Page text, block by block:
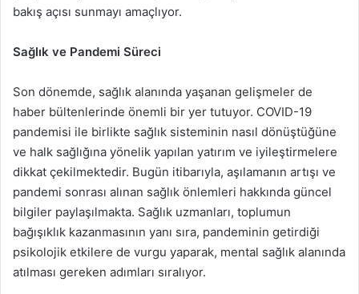
bakış açısı sunmayı amaçlıyor.
Sağlık ve Pandemi Süreci
Son dönemde, sağlık alanında yaşanan gelişmeler de
haber bültenlerinde önemli bir yer tutuyor. COVID-19
pandemisi ile birlikte sağlık sisteminin nasıl dönüştüğüne
ve halk sağlığına yönelik yapılan yatırım ve iyileştirmelere
dikkat çekilmektedir. Bugün itibarıyla, aşılamanın artışı ve
pandemi sonrası alınan sağlık önlemleri hakkında güncel
bilgiler paylaşılmakta. Sağlık uzmanları, toplumun
bağışıklık kazanmasının yanı sıra, pandeminin getirdiği
psikolojik etkilere de vurgu yaparak, mental sağlık alanında
atılması gereken adımları sıralıyor.